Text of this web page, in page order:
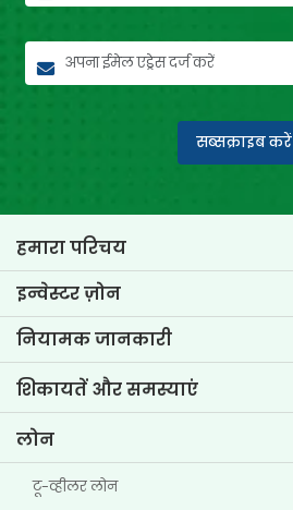
सब्सक्राइब करें
हमारा परिचय
टीवीएस क्रेडिट का परिचय
हमारे ब्रांड के बारे में जानें
मुख्य प्रोफाइल्स
इन्वेस्टर ज़ोन
कॉर्पोरेट गवर्नेंस
इन्वेस्टर संबंधी जानकारी
नियामक जानकारी
पॉलिसी
अन्य डिस्क्लोज़र
शिकायतें और समस्याएं
लोन
टू-व्हीलर लोन